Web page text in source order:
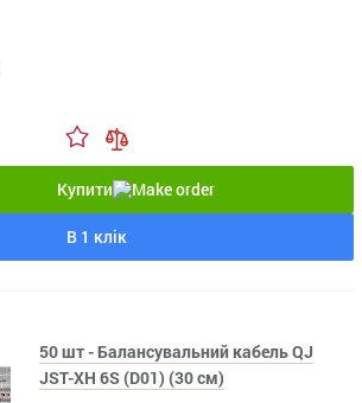
Купити
В 1 клік
50 шт - Балансувальний кабель QJ
JST-XH 6S (D01) (30 см)